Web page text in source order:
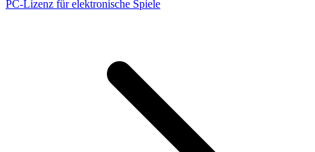
PC-Lizenz für elektronische Spiele